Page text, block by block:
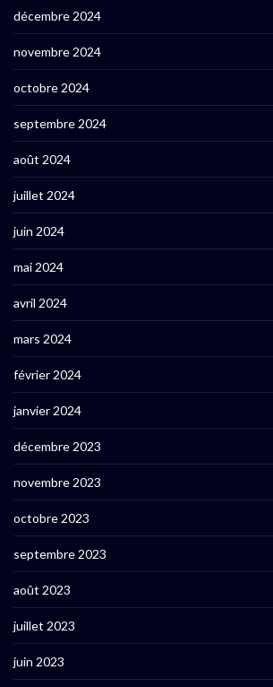
décembre 2024
novembre 2024
octobre 2024
septembre 2024
août 2024
juillet 2024
juin 2024
mai 2024
avril 2024
mars 2024
février 2024
janvier 2024
décembre 2023
novembre 2023
octobre 2023
septembre 2023
août 2023
juillet 2023
juin 2023